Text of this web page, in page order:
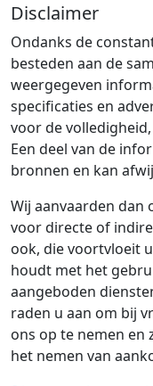
Disclaimer
Ondanks de
besteden aan de
weergegeven
specificaties en
voor de
Een deel van de
bronnen en kan
Wij aanvaarden dan
voor directe of
ook, die voortvloeit
houdt met het
aangeboden
raden u aan om bij
ons op te nemen
het nemen van